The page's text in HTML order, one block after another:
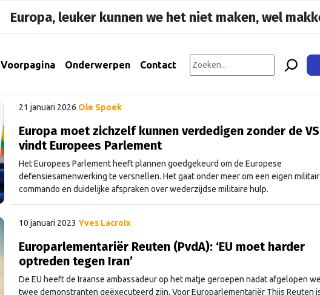
Europa, leuker kunnen we het niet maken, wel
Voorpagina Onderwerpen Contact
21 januari 2026 Ole Spoek
Europa moet zichzelf kunnen verdedigen zonder de
vindt Europees Parlement
Het Europees Parlement heeft plannen goedgekeurd om de Europese
defensiesamenwerking te versnellen. Het gaat onder meer om een eigen militair
commando en duidelijke afspraken over wederzijdse militaire hulp.
10 januari 2023 Yves Lacroix
Europarlementariër Reuten (PvdA): ‘EU moet harder
optreden tegen Iran’
De EU heeft de Iraanse ambassadeur op het matje geroepen nadat afgelopen
twee demonstranten geëxecuteerd zijn. Voor Europarlementariër Thijs Reuten